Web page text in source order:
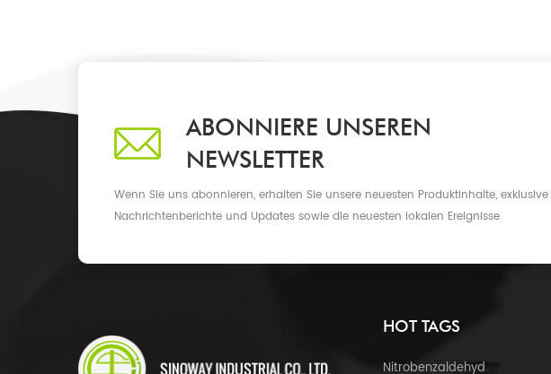
ABONNIERE UNSEREN
NEWSLETTER
Wenn Sie uns abonnieren, erhalten Sie unsere neuesten Produktinhalte, exklusive
Nachrichtenberichte und Updates sowie die neuesten lokalen Ereignisse
HOT TAGS
Nitrobenzaldehyd